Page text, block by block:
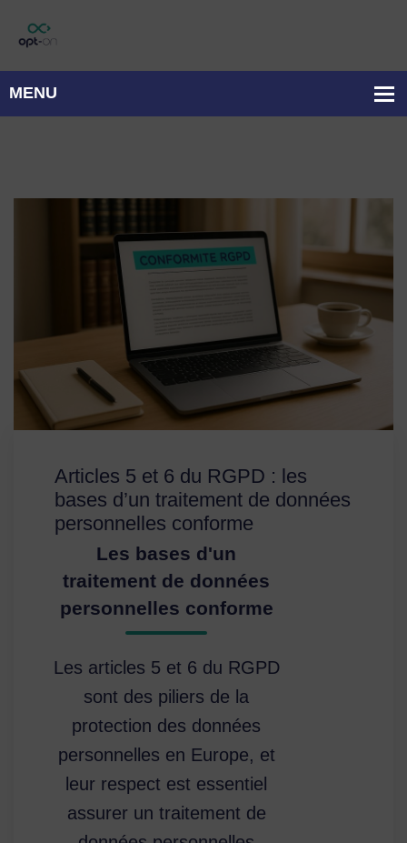
Articles 5 et 6 du RGPD : les
bases d’un traitement de données
personnelles conforme
Les bases d'un
traitement de données
personnelles conforme
Les articles 5 et 6 du RGPD
sont des piliers de la
protection des données
personnelles en Europe, et
leur respect est essentiel
assurer un traitement de